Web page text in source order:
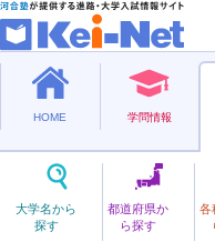
HOME 学問情報
大学名から
探す
都道府県か
ら探す
各
私立
にほんやっか
日本薬科